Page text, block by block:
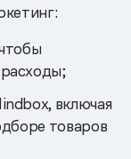
включая
товаров